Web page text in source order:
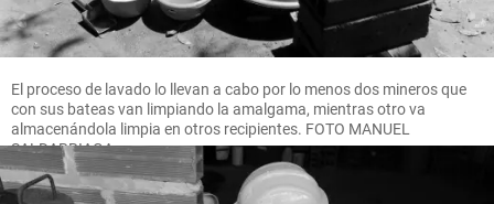
El proceso de lavado lo llevan a cabo por lo menos dos mineros que
con sus bateas van limpiando la amalgama, mientras otro va
almacenándola limpia en otros recipientes. FOTO MANUEL
SALDARRIAGA